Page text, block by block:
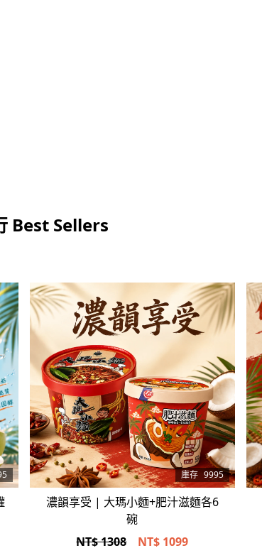
Best Sellers
立即選購 庫存 9995
濃韻享受 | 大瑪小麵+肥汁滋麵各6
碗
NT$ 1308
NT$ 1099